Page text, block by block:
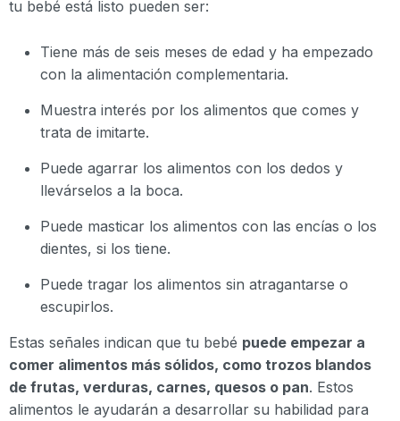
tu bebé está listo pueden ser:
Tiene más de seis meses de edad y ha empezado
con la alimentación complementaria.
Muestra interés por los alimentos que comes y
trata de imitarte.
Puede agarrar los alimentos con los dedos y
llevárselos a la boca.
Puede masticar los alimentos con las encías o los
dientes, si los tiene.
Puede tragar los alimentos sin atragantarse o
escupirlos.
Estas señales indican que tu bebé puede empezar a
comer alimentos más sólidos, como trozos blandos
de frutas, verduras, carnes, quesos o pan. Estos
alimentos le ayudarán a desarrollar su habilidad para